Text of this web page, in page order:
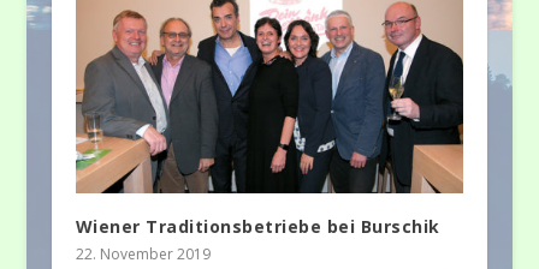
Wiener Traditionsbetriebe bei Burschik
22. November 2019